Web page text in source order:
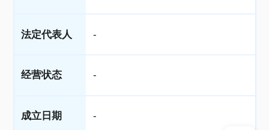
法定代表人 -
经营状态 -
成立日期 -